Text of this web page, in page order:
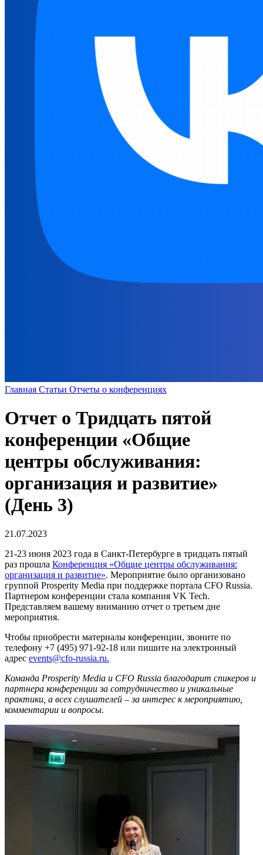
Главная Статьи Отчеты о конференциях
Отчет о Тридцать пятой
конференции «Общие
центры обслуживания:
организация и развитие»
(День 3)
21.07.2023
21-23 июня 2023 года в Санкт-Петербурге в тридцать пятый
раз прошла Конференция «Общие центры обслуживания:
организация и развитие». Мероприятие было организовано
группой Prosperity Media при поддержке портала CFO Russia.
Партнером конференции стала компания VK Tech.
Представляем вашему вниманию отчет о третьем дне
мероприятия.
Чтобы приобрести материалы конференции, звоните по
телефону +7 (495) 971-92-18 или пишите на электронный
адрес events@cfo-russia.ru.
Команда Prosperity Media и CFO Russia благодарит спикеров и
партнера конференции за сотрудничество и уникальные
практики, а всех слушателей – за интерес к мероприятию,
комментарии и вопросы.